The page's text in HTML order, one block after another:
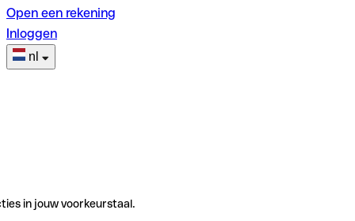
Open een rekening
Inloggen
nl
in jouw voorkeurstaal.